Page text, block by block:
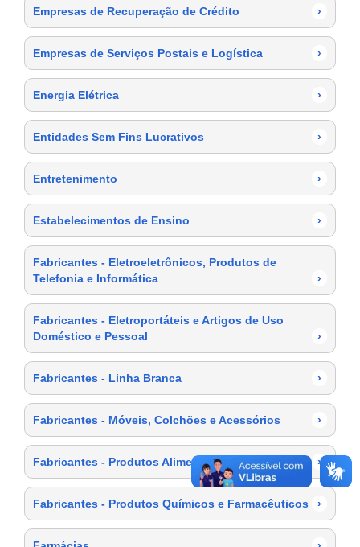
Empresas de Recuperação de Crédito ›
Empresas de Serviços Postais e Logística ›
Energia Elétrica ›
Entidades Sem Fins Lucrativos ›
Entretenimento ›
Estabelecimentos de Ensino ›
Fabricantes - Eletroeletrônicos, Produtos de
Telefonia e Informática
›
Fabricantes - Eletroportáteis e Artigos de Uso
Doméstico e Pessoal
›
Fabricantes - Linha Branca ›
Fabricantes - Móveis, Colchões e Acessórios ›
Fabricantes - Produtos Alimentícios ›
Fabricantes - Produtos Químicos e Farmacêuticos ›